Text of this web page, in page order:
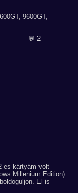
9600GT,
💬 2
es kártyám volt
Millenium Edition)
El is